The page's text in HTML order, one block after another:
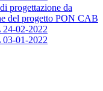
progettazione da
del progetto PON CAB
02-2022
01-2022